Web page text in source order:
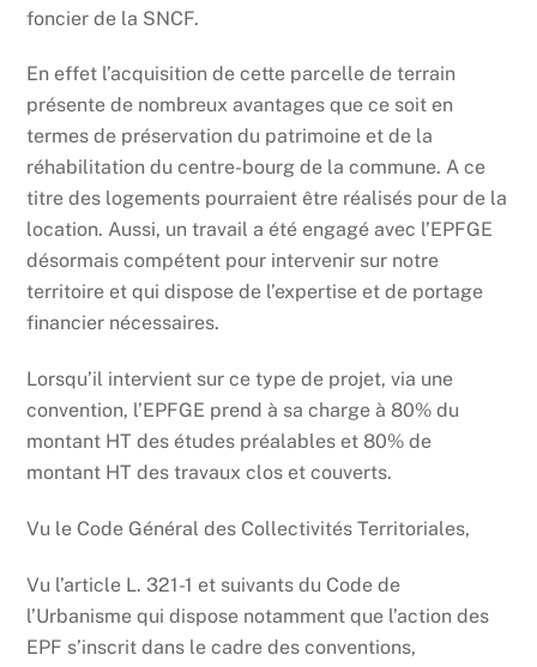
foncier de la SNCF.
En effet l’acquisition de cette parcelle de terrain
présente de nombreux avantages que ce soit en
termes de préservation du patrimoine et de la
réhabilitation du centre-bourg de la commune. A ce
titre des logements pourraient être réalisés pour de la
location. Aussi, un travail a été engagé avec l’EPFGE
désormais compétent pour intervenir sur notre
territoire et qui dispose de l’expertise et de portage
financier nécessaires.
Lorsqu’il intervient sur ce type de projet, via une
convention, l’EPFGE prend à sa charge à 80% du
montant HT des études préalables et 80% de
montant HT des travaux clos et couverts.
Vu le Code Général des Collectivités Territoriales,
Vu l’article L. 321-1 et suivants du Code de
l’Urbanisme qui dispose notamment que l’action des
EPF s’inscrit dans le cadre des conventions,